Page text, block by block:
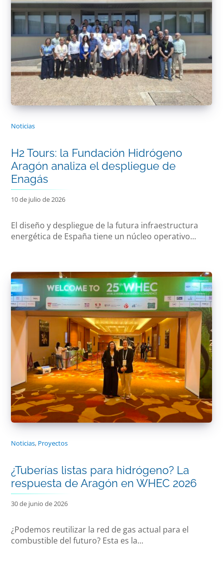
Noticias
H2 Tours: la Fundación Hidrógeno
Aragón analiza el despliegue de
Enagás
10 de julio de 2026
El diseño y despliegue de la futura infraestructura
energética de España tiene un núcleo operativo...
Noticias, Proyectos
¿Tuberías listas para hidrógeno? La
respuesta de Aragón en WHEC 2026
30 de junio de 2026
¿Podemos reutilizar la red de gas actual para el
combustible del futuro? Esta es la...